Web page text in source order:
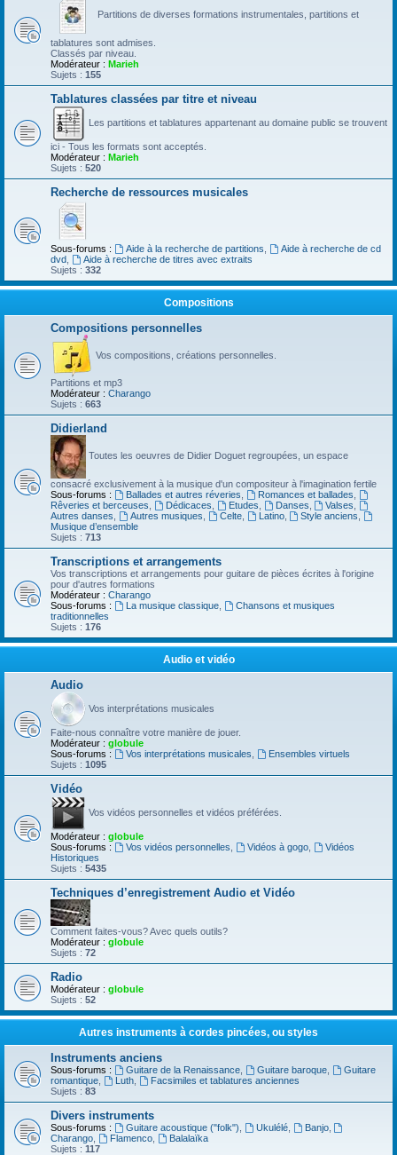
Partitions de diverses formations instrumentales, partitions et
tablatures sont admises.
Classés par niveau.
Modérateur : Marieh
Sujets : 155
Tablatures classées par titre et niveau
Les partitions et tablatures appartenant au domaine public se trouvent
ici - Tous les formats sont acceptés.
Modérateur : Marieh
Sujets : 520
Recherche de ressources musicales
Sous-forums : Aide à la recherche de partitions
Aide à recherche de cd
dvd
Aide à recherche de titres avec extraits
Sujets : 332
Compositions
Compositions personnelles
Vos compositions, créations personnelles.
Partitions et mp3
Modérateur : Charango
Sujets : 663
Didierland
Toutes les oeuvres de Didier Doguet regroupées, un espace
consacré exclusivement à la musique d'un compositeur à l'imagination fertile
Sous-forums :
Ballades et autres réveries Romances et ballades
Rêveries et berceuses
Dédicaces Etudes Danses Valses
Autres danses
Autres musiques Celte, Latino, Style anciens
Musique d’ensemble
Sujets : 713
Transcriptions et arrangements
Vos transcriptions et arrangements pour guitare de pièces écrites à l'origine
pour d'autres formations
Modérateur : Charango
Sous-forums :
La musique classique,
Chansons et musiques
traditionnelles
Sujets : 176
Audio et vidéo
Audio
Vos interprétations musicales
Faite-nous connaître votre manière de jouer.
Modérateur : globule
Sous-forums :
Vos interprétations musicales
Ensembles virtuels
Sujets : 1095
Vidéo
Vos vidéos personnelles et vidéos préférées.
Modérateur : globule
Sous-forums :
Vos vidéos personnelles Vidéos à gogo,
Vidéos
Historiques
Sujets : 5435
Techniques d’enregistrement Audio et Vidéo
Comment faites-vous? Avec quels outils?
Modérateur : globule
Sujets : 72
Radio
Modérateur : globule
Sujets : 52
Autres instruments à cordes pincées, ou styles
Instruments anciens
Sous-forums : Guitare de la Renaissance, Guitare baroque,
Guitare
romantique
Luth,
Facsimiles et tablatures anciennes
Sujets : 83
Divers instruments
Sous-forums : Guitare acoustique ("folk") Ukulélé, Banjo,
Charango
Flamenco,
Balalaïka
Sujets : 117